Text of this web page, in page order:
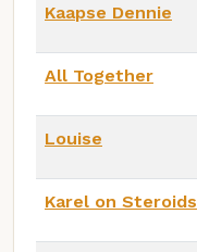
Kaapse Dennie
All Together
Louise
Karel on Steroids